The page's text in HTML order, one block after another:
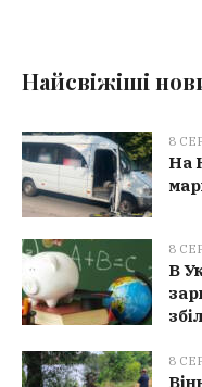
Найсвіжіші
8
На
8
В
8